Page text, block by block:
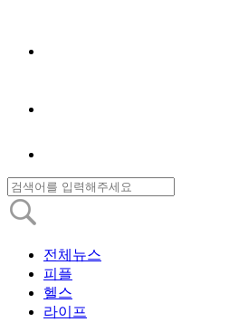
전체뉴스
피플
헬스
라이프